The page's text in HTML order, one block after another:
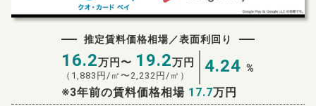
推定賃料価格相場／表面利回り
16.2万円〜 19.2万円
（ 1,883 円/㎡〜2,232 円/㎡） 4.24 %
※3年前の賃料価格相場 17.7万円
無料査定スタート！